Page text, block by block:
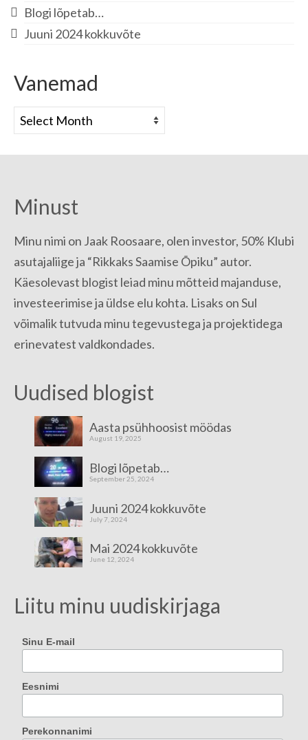
Blogi lõpetab…
Juuni 2024 kokkuvõte
Vanemad
Vanemad
Minust
Minu nimi on Jaak Roosaare, olen investor, 50% Klubi
asutajaliige ja “Rikkaks Saamise Õpiku” autor.
Käesolevast blogist leiad minu mõtteid majanduse,
investeerimise ja üldse elu kohta. Lisaks on Sul
võimalik tutvuda minu tegevustega ja projektidega
erinevatest valdkondades.
Uudised blogist
Aasta psühhoosist möödas
August 19, 2025
Blogi lõpetab…
September 25, 2024
Juuni 2024 kokkuvõte
July 7, 2024
Mai 2024 kokkuvõte
June 12, 2024
Liitu minu uudiskirjaga
Sinu E-mail
Eesnimi
Perekonnanimi